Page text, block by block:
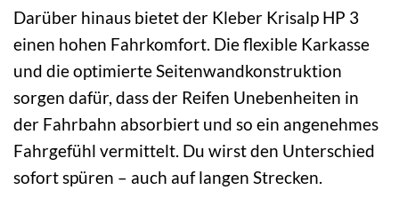
Darüber hinaus bietet der Kleber Krisalp HP 3
einen hohen Fahrkomfort. Die flexible Karkasse
und die optimierte Seitenwandkonstruktion
sorgen dafür, dass der Reifen Unebenheiten in
der Fahrbahn absorbiert und so ein angenehmes
Fahrgefühl vermittelt. Du wirst den Unterschied
sofort spüren – auch auf langen Strecken.